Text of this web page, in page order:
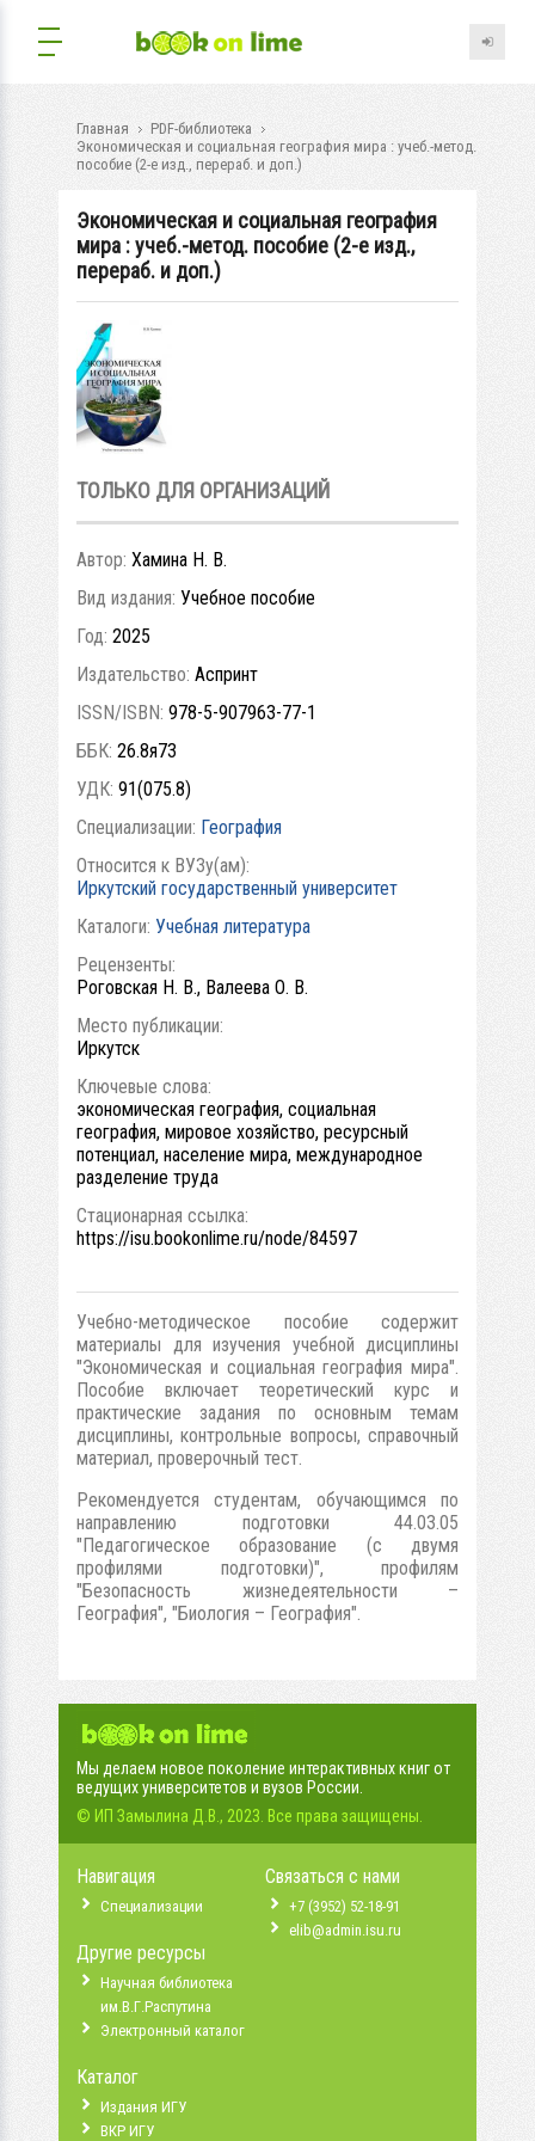
Главная
PDF-библиотека
Экономическая и социальная география мира : учеб.-метод.
пособие (2-е изд., перераб. и доп.)
Экономическая и социальная география
мира : учеб.-метод. пособие (2-е изд.,
перераб. и доп.)
ТОЛЬКО ДЛЯ ОРГАНИЗАЦИЙ
Автор: Хамина Н. В.
Вид издания: Учебное пособие
Год: 2025
Издательство: Аспринт
ISSN/ISBN: 978-5-907963-77-1
ББК: 26.8я73
УДК: 91(075.8)
Специализации: География
Относится к ВУЗу(ам):
Иркутский государственный университет
Каталоги: Учебная литература
Рецензенты:
Роговская Н. В., Валеева О. В.
Место публикации:
Иркутск
Ключевые слова:
экономическая география, социальная
география, мировое хозяйство, ресурсный
потенциал, население мира, международное
разделение труда
Стационарная ссылка:
https://isu.bookonlime.ru/node/84597
Учебно-методическое пособие содержит
материалы для изучения учебной дисциплины
"Экономическая и социальная география мира".
Пособие включает теоретический курс и
практические задания по основным темам
дисциплины, контрольные вопросы, справочный
материал, проверочный тест.
Рекомендуется студентам, обучающимся по
направлению подготовки 44.03.05
"Педагогическое образование (с двумя
профилями подготовки)", профилям
"Безопасность жизнедеятельности –
География", "Биология – География".
Мы делаем новое поколение интерактивных книг от
ведущих университетов и вузов России.
© ИП Замылина Д.В., 2023. Все права защищены.
Навигация
Специализации
Другие ресурсы
Научная библиотека
им.В.Г.Распутина
Электронный каталог
Каталог
Издания ИГУ
ВКР ИГУ
Связаться с нами
+7 (3952) 52-18-91
elib@admin.isu.ru